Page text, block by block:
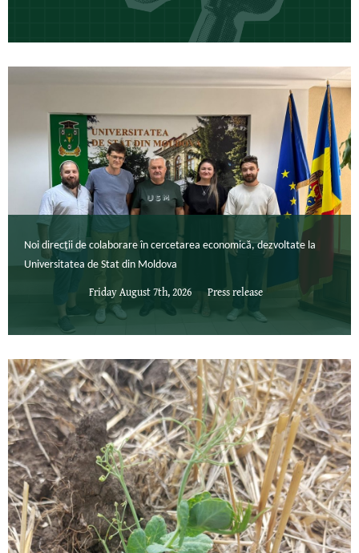
Noi direcții de colaborare în cercetarea economică, dezvoltate la
Universitatea de Stat din Moldova
Friday August 7th, 2026 Press release